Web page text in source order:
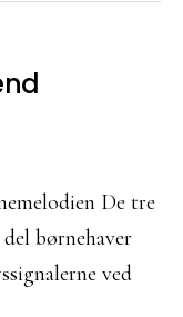
De tre
børnehaver
ved